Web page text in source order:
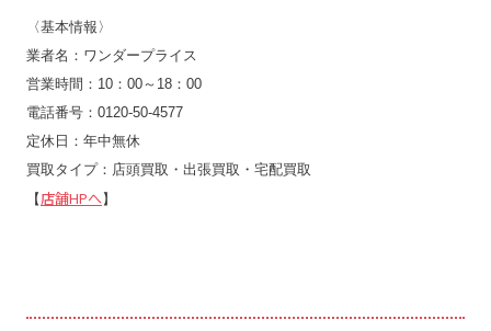
〈基本情報〉
業者名：ワンダープライス
営業時間：10：00～18：00
電話番号：0120-50-4577
定休日：年中無休
買取タイプ：店頭買取・出張買取・宅配買取
【 店舗HPへ】